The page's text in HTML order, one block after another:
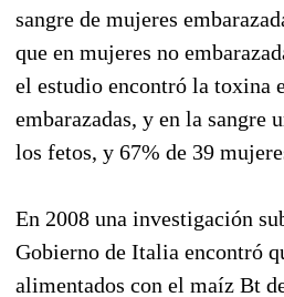
sangre de mujeres
que en mujeres no
el estudio encontró la toxina
embarazadas, y en la sangre
los fetos, y 67% de 39
En 2008 una investigación
Gobierno de Italia encontró
alimentados con el maíz Bt